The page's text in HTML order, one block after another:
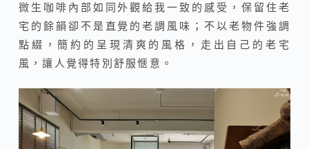
微生咖啡內部如同外觀給我一致的感受，保留住老
宅的餘韻卻不是直覺的老調風味；不以老物件強調
點綴，簡約的呈現清爽的風格，走出自己的老宅
風，讓人覺得特別舒服愜意。